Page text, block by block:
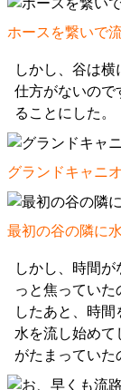
ホースを繋いで
しかし、谷は横
仕方がないので
ることにした。
グランドキャニ
最初の谷の隣に
しかし、時間
っと焦ってい
したあと、時
水を流し始めて
がたまっていた